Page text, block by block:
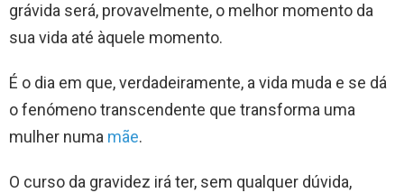
grávida será, provavelmente, o melhor momento da
sua vida até àquele momento.
É o dia em que, verdadeiramente, a vida muda e se dá
o fenómeno transcendente que transforma uma
mulher numa mãe.
O curso da gravidez irá ter, sem qualquer dúvida,